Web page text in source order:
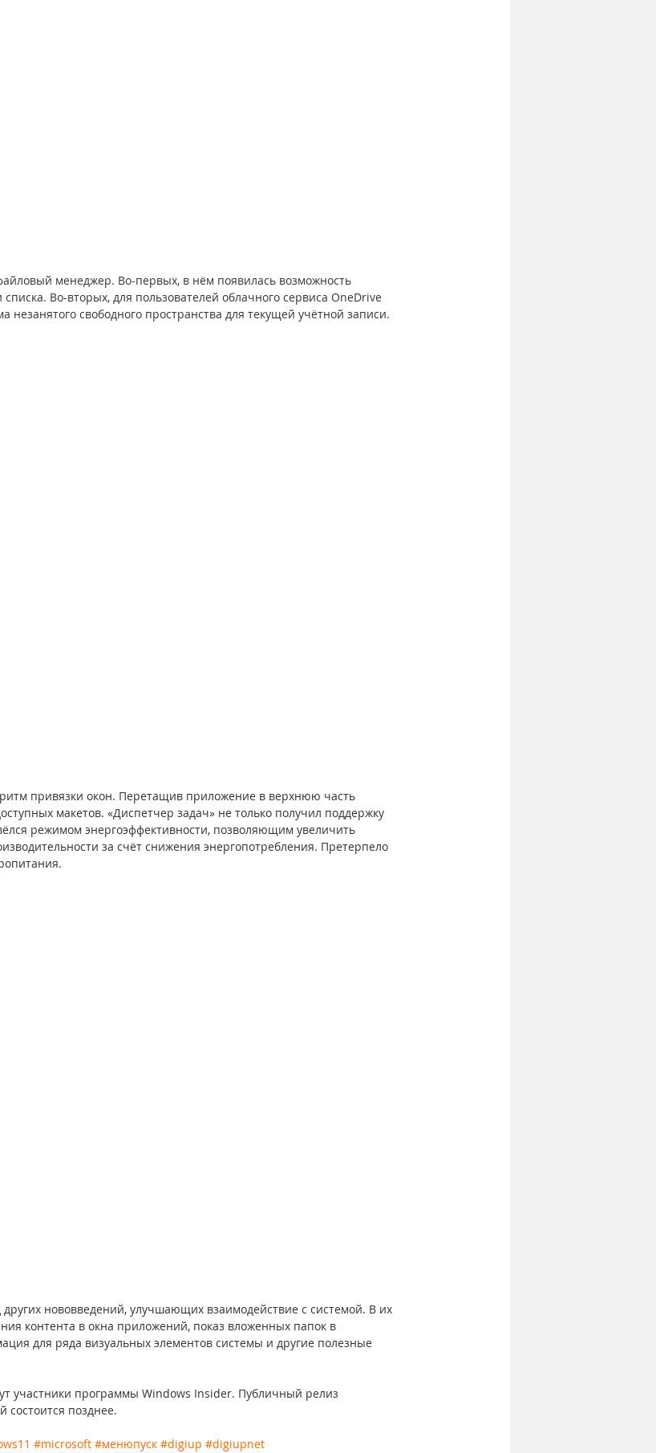
менеджер. Во-первых, в нём появилась возможность
Во-вторых, для пользователей облачного сервиса OneDrive
незанятого свободного пространства для текущей учётной записи.
привязки окон. Перетащив приложение в верхнюю часть
макетов. «Диспетчер задач» не только получил поддержку
режимом энергоэффективности, позволяющим увеличить
за счёт снижения энергопотребления. Претерпело
нововведений, улучшающих взаимодействие с системой. В их
контента в окна приложений, показ вложенных папок в
для ряда визуальных элементов системы и другие полезные
участники программы Windows Insider. Публичный релиз
состоится позднее.
#microsoft #менюпуск #digiup #digiupnet